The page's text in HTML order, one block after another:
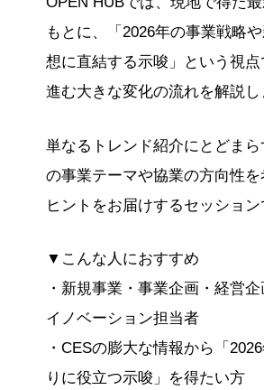
もとに、「2026年の事業戦略
想に直結する示唆」という視
進む大きな変化の流れを解説し
単なるトレンド紹介にとどまら
の事業テーマや協業の方向性
ヒントをお届けするセッション
▼こんな人におすすめ
・新規事業・事業企画・経営
イノベーション担当者
・CESの膨大な情報から「
りに役立つ示唆」を得たい方